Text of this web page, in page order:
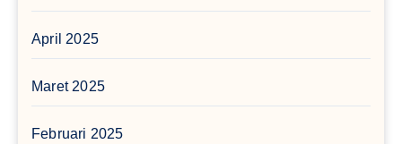
April 2025
Maret 2025
Februari 2025